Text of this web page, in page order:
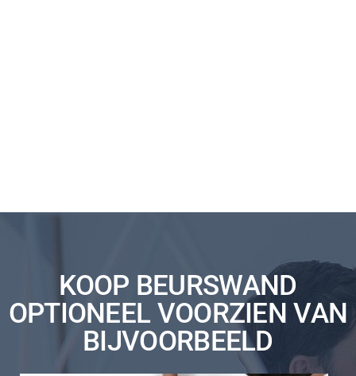
KOOP BEURSWAND
OPTIONEEL VOORZIEN VAN
BIJVOORBEELD